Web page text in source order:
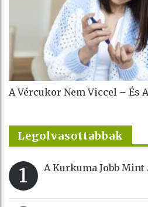
A Vércukor Nem Viccel – És
Legolvasottabbak
1 A Kurkuma Jobb Mint